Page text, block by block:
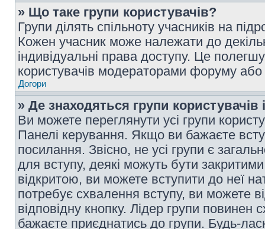
» Що таке групи користувачів?
Групи ділять спільноту учасників на
Кожен учасник може належати до
індивідуальні права доступу. Це
користувачів модераторами форуму
Догори
» Де знаходяться групи користувачів
Ви можете переглянути усі групи
Панелі керування. Якщо ви бажаєте
посилання. Звісно, не усі групи є
для вступу, деякі можуть бути
відкритою, ви можете вступити до неї
потребує схвалення вступу, ви можете
відповідну кнопку. Лідер групи
бажаєте приєднатись до групи. Будь-